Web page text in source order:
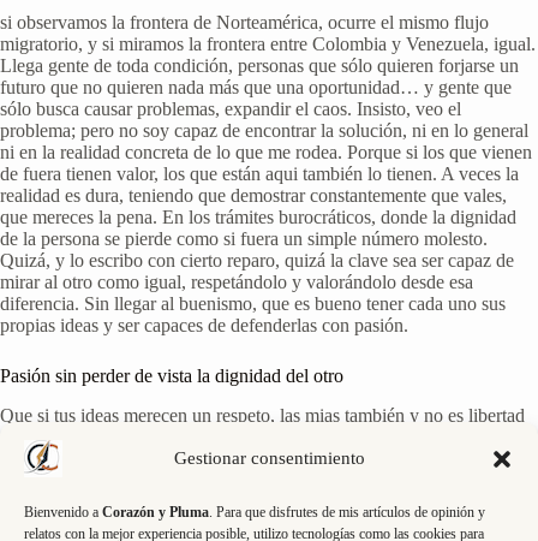
Gestionar consentimiento
Bienvenido a Corazón y Pluma. Para que disfrutes de mis artículos de opinión y
relatos con la mejor experiencia posible, utilizo tecnologías como las cookies para
si observamos la frontera de Norteamérica, ocurre el mismo flujo
migratorio, y si miramos la frontera entre Colombia y Venezuela, igual.
Llega gente de toda condición, personas que sólo quieren forjarse un
futuro que no quieren nada más que una oportunidad… y gente que
sólo busca causar problemas, expandir el caos. Insisto, veo el
problema; pero no soy capaz de encontrar la solución, ni en lo general
ni en la realidad concreta de lo que me rodea. Porque si los que vienen
de fuera tienen valor, los que están aqui también lo tienen. A veces la
realidad es dura, teniendo que demostrar constantemente que vales,
que mereces la pena. En los trámites burocráticos, donde la dignidad
de la persona se pierde como si fuera un simple número molesto.
Quizá, y lo escribo con cierto reparo, quizá la clave sea ser capaz de
mirar al otro como igual, respetándolo y valorándolo desde esa
diferencia. Sin llegar al buenismo, que es bueno tener cada uno sus
propias ideas y ser capaces de defenderlas con pasión.
Pasión sin perder de vista la dignidad del otro
Que si tus ideas merecen un respeto, las mias también y no es libertad
que tu digas algo que para mi puede ser un insulto. A veces llama la
atención que los que más piden igualdad, son los más intolerantes.
Pienso por ejemplo en las mal llamadas feministas que realmente lo
que quieren no es la igualdad, sino quedar por encima de los hombres.
Para mi la igualdad es tener las mismas posibilidades conforme a los